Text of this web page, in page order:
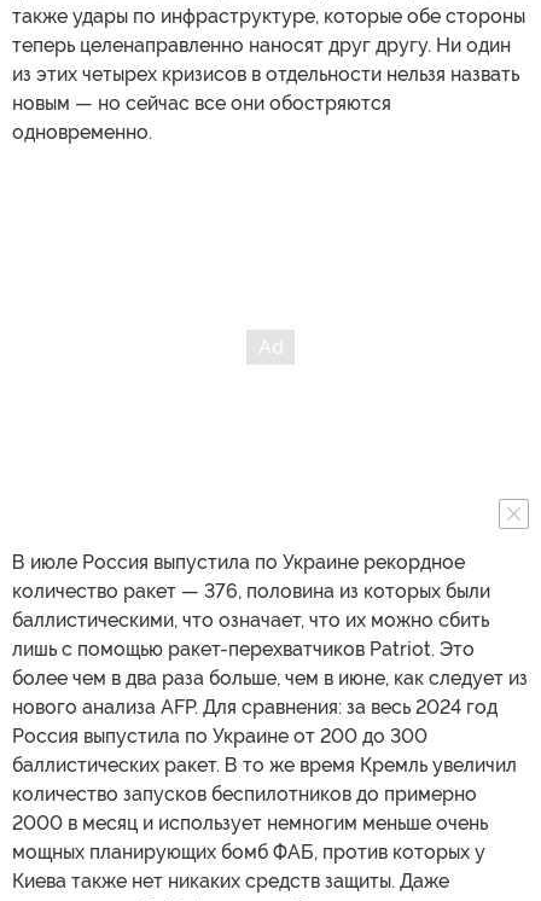
также удары по инфраструктуре, которые обе стороны
теперь целенаправленно наносят друг другу. Ни один
из этих четырех кризисов в отдельности нельзя назвать
новым — но сейчас все они обостряются
одновременно.
В июле Россия выпустила по Украине рекордное
количество ракет — 376, половина из которых были
баллистическими, что означает, что их можно сбить
лишь с помощью ракет-перехватчиков Patriot. Это
более чем в два раза больше, чем в июне, как следует из
нового анализа AFP. Для сравнения: за весь 2024 год
Россия выпустила по Украине от 200 до 300
баллистических ракет. В то же время Кремль увеличил
количество запусков беспилотников до примерно
2000 в месяц и использует немногим меньше очень
мощных планирующих бомб ФАБ, против которых у
Киева также нет никаких средств защиты. Даже